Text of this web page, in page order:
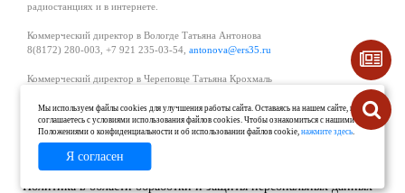
радиостанциях и в интернете.
Коммерческий директор в Вологде Татьяна Антонова
8(8172) 280-003, +7 921 235-03-54, antonova@ers35.ru
Коммерческий директор в Череповце Татьяна Крохмаль
Начальник отдела рекламы в Великом Устюге Екатерина Вьюжанина 8(81738)
2-04-44, +7 921 125-06-40,katrinv81@mail.ru
О проекте Реклама
Политика в области обработки и защиты персональных данных
Мы используем файлы cookies для улучшения работы сайта. Оставаясь на нашем сайте, вы
соглашаетесь с условиями использования файлов cookies. Чтобы ознакомиться с нашими
Положениями о конфиденциальности и об использовании файлов cookie,нажмите здесь.
Я согласен